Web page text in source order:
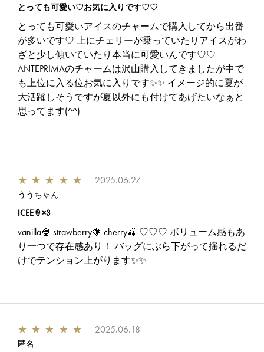
とっても可愛い♡お気に入りです♡♡
とっても可愛いアイスのチャームで購入してから出番
が多いです♡ 上にチェリーが乗っていたりアイスがわ
ざと少し傾いていたり本当に可愛いんです♡♡
ANTEPRIMAのチャームは沢山購入してきましたが中で
も上位に入る位お気に入りです✨️✨️ イメージ的に夏が
大活躍しそうですが夏以外にも付けてあげたいなぁと
思ってます(^^)
★ ★ ★ ★ ★ 2025.06.27
ううちゃん
ICEE🍦×3
vanilla🍨 strawberry🍓 cherry🍒 ♡♡♡ ボリューム感もあ
り一つで存在感あり！ バッグにぶら下がって揺れるだ
けでテンション上がります✨✨
★ ★ ★ ★ ★ 2025.06.18
匿名